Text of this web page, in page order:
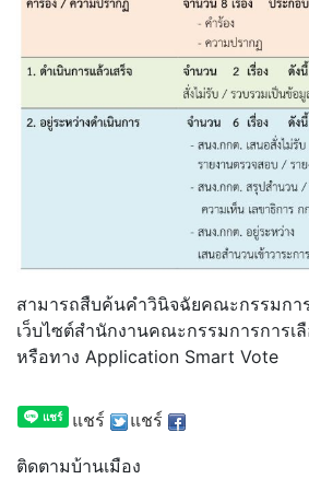
สามารถสืบค้นคำวินิจฉัยคณะกรรมกา
เว็บไซต์สำนักงานคณะกรรมการการเ
หรือทาง Application Smart Vote
แชร์ แชร์
ติดตามบ้านเมือง